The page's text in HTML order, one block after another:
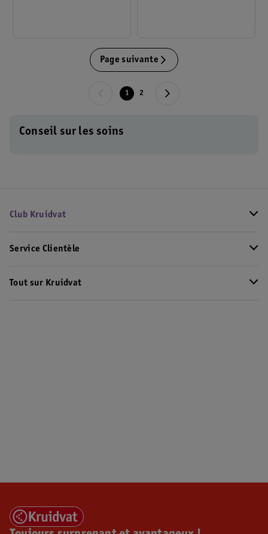
Page suivante
1 2
Conseil sur les soins
Club Kruidvat
Service Clientèle
Tout sur Kruidvat